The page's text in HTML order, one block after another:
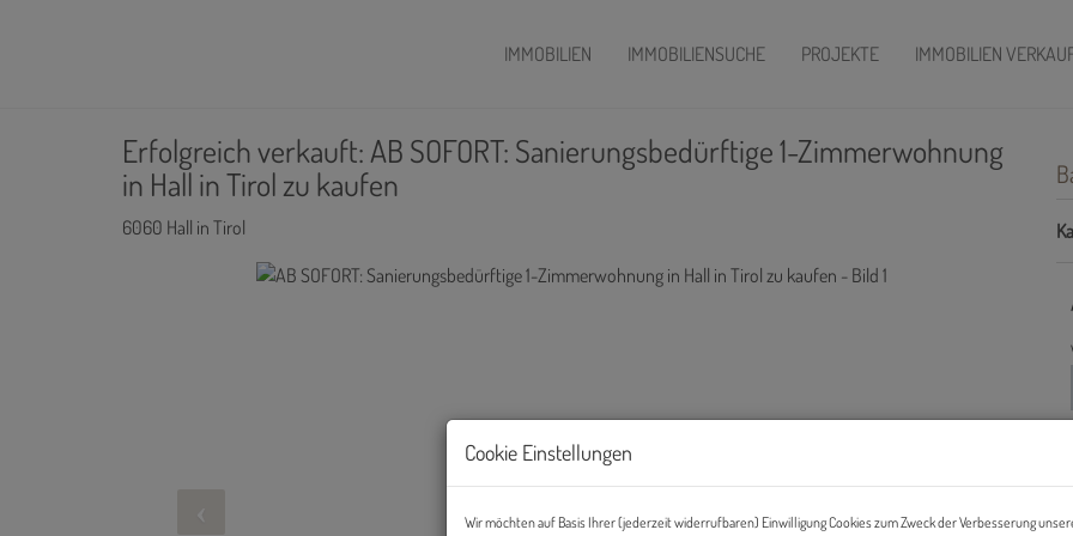
IMMOBILIEN IMMOBILIENSUCHE PROJEKTE IMMOBILIEN
Erfolgreich verkauft: AB SOFORT: Sanierungsbedürftige 1-Zimmerwohnung
in Hall in Tirol zu kaufen
6060 Hall in Tirol
Cookie Einstellungen
Wir möchten auf Basis Ihrer (jederzeit widerrufbaren) Einwilligung Cookies zum Zweck der Verbesserung